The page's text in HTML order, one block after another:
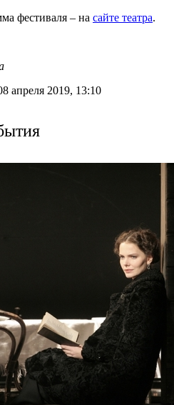
фестиваля – на сайте театра.
апреля 2019, 13:10